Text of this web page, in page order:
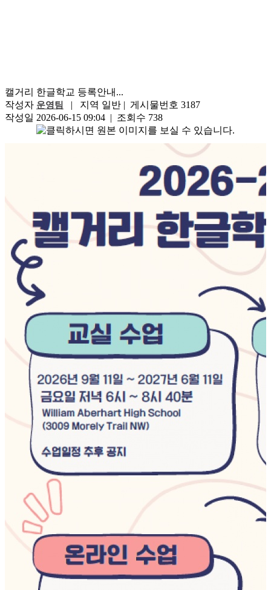
캘거리 한글학교 등록안내...
작성자 운영팀
| 지역 일반 | 게시물번호 3187
작성일 2026-06-15 09:04 | 조회수 738